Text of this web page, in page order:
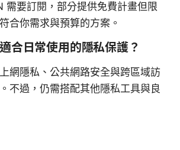
需要訂閱，部分提供免費計畫但限
合你需求與預算的方案。
合日常使用的隱私保護？
網隱私、公共網路安全與跨區域訪
不過，仍需搭配其他隱私工具與良